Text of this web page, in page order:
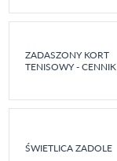
ZADASZONY KORT
TENISOWY - CENNIK
ŚWIETLICA ZADOLE